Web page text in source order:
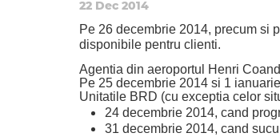
22 Dec 2014
Pe 26 decembrie 2014, precum si
disponibile pentru clienti.
Agentia din aeroportul Henri
Pe 25 decembrie 2014 si 1
Unitatile BRD (cu exceptia celor
24 decembrie 2014, cand
31 decembrie 2014, cand